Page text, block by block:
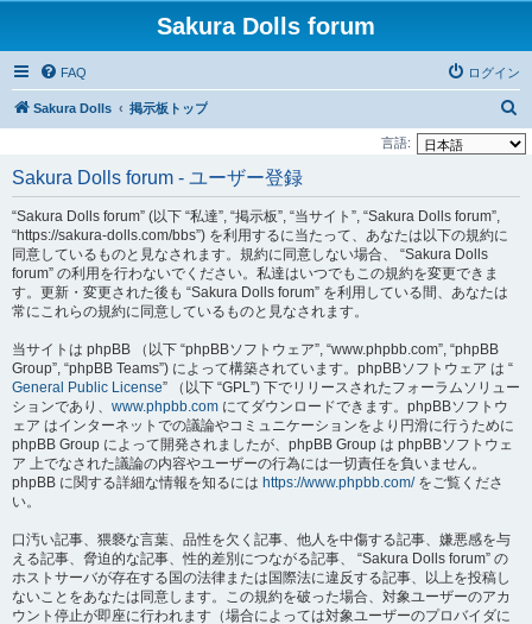
Sakura Dolls forum
FAQ ログイン
Sakura Dolls 掲示板トップ
索
言語:
Sakura Dolls forum - ユーザー登録
“Sakura Dolls forum” (以下 “私達”, “掲示板”, “当サイト”, “Sakura Dolls forum”,
“https://sakura-dolls.com/bbs”) を利用するに当たって、あなたは以下の規約に
同意しているものと見なされます。規約に同意しない場合、 “Sakura Dolls
forum” の利用を行わないでください。私達はいつでもこの規約を変更できま
す。更新・変更された後も “Sakura Dolls forum” を利用している間、あなたは
常にこれらの規約に同意しているものと見なされます。
当サイトは phpBB （以下 “phpBBソフトウェア”, “www.phpbb.com”, “phpBB
Group”, “phpBB Teams”) によって構築されています。phpBBソフトウェア は “
General Public License” （以下 “GPL”) 下でリリースされたフォーラムソリュー
ションであり、 www.phpbb.com にてダウンロードできます。phpBBソフトウ
ェア はインターネットでの議論やコミュニケーションをより円滑に行うために
phpBB Group によって開発されましたが、phpBB Group は phpBBソフトウェ
ア 上でなされた議論の内容やユーザーの行為には一切責任を負いません。
phpBB に関する詳細な情報を知るには https://www.phpbb.com/をご覧くださ
い。
口汚い記事、猥褻な言葉、品性を欠く記事、他人を中傷する記事、嫌悪感を与
える記事、脅迫的な記事、性的差別につながる記事、 “Sakura Dolls forum” の
ホストサーバが存在する国の法律または国際法に違反する記事、以上を投稿し
ないことをあなたは同意します。この規約を破った場合、対象ユーザーのアカ
ウント停止が即座に行われます（場合によっては対象ユーザーのプロバイダに